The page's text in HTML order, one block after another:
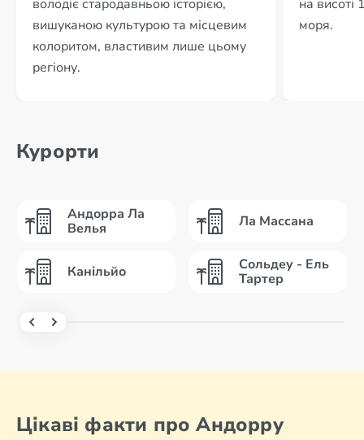
володіє стародавньою історією,
вишуканою культурою та місцевим
колоритом, властивим лише цьому
регіону.
на висоті
моря.
Курорти
Андорра Ла
Велья
Канільйо
Ла Массана
Сольдеу - Ель
Тартер
Цікаві факти про Андорру